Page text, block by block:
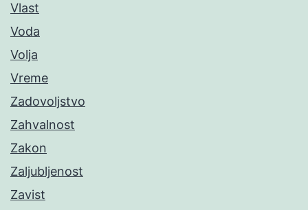
Vlast
Voda
Volja
Vreme
Zadovoljstvo
Zahvalnost
Zakon
Zaljubljenost
Zavist